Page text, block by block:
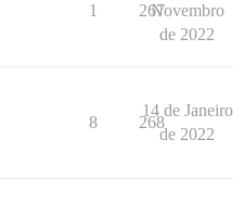
1 267Novembro
de 2022
8 268
14 de Janeiro
de 2022